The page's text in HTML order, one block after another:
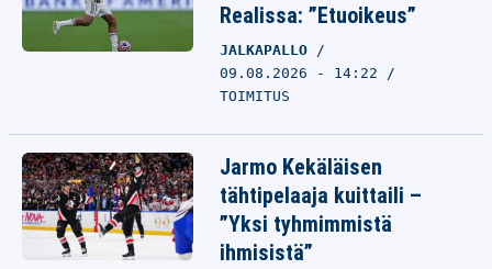
Realissa: ”Etuoikeus”
JALKAPALLO
09.08.2026 - 14:22
TOIMITUS
Jarmo Kekäläisen
tähtipelaaja kuittaili –
”Yksi tyhmimmistä
ihmisistä”